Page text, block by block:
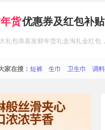
货优惠券及红包补贴
礼包恭喜发财年货礼盒淘礼金红包
家在搜： 短裤 生巾 卫生巾 调料